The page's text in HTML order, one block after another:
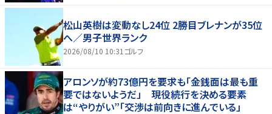
松山英樹は変動なし24位 2勝目ブレナンが35位
へ／男子世界ランク
2026/08/10 10:31 ゴルフ
アロンソが約73億円を要求も「金銭面は最も重
要ではないようだ」 現役続行を決める要素
は“やりがい”「交渉は前向きに進んでいる」